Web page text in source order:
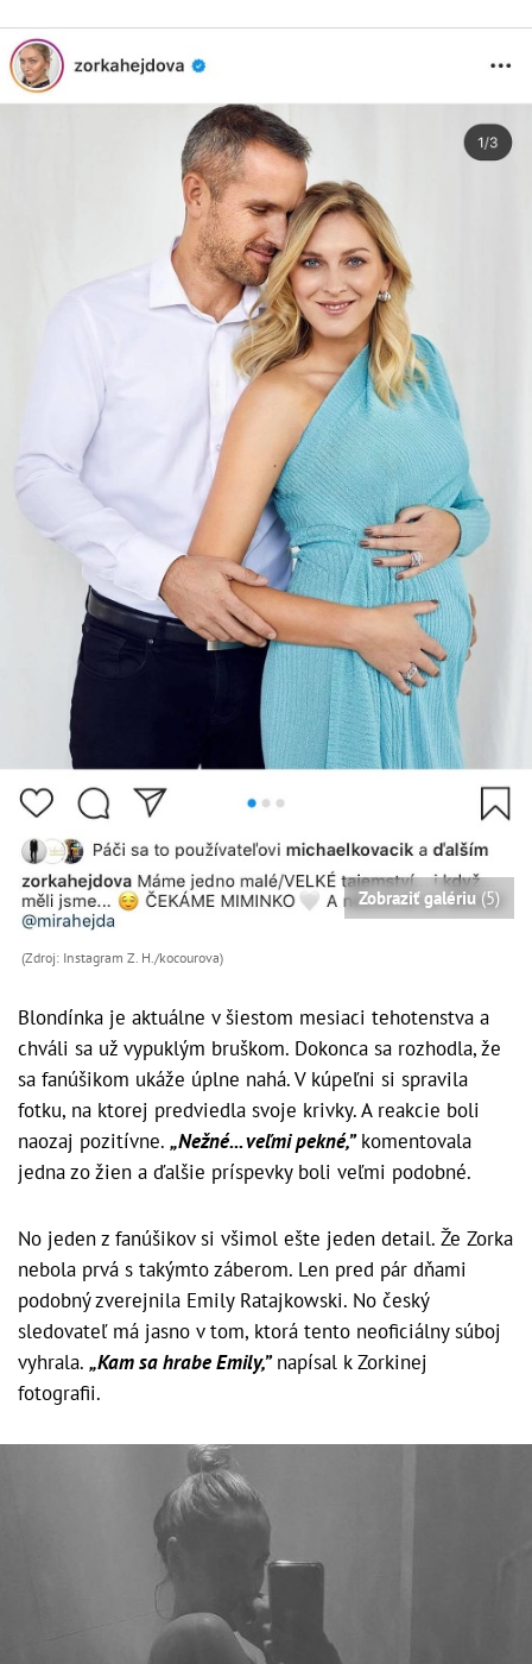
Zobraziť galériu (5)
(Zdroj: Instagram Z. H./kocourova)
Blondínka je aktuálne v šiestom mesiaci tehotenstva a
chváli sa už vypuklým bruškom. Dokonca sa rozhodla, že
sa fanúšikom ukáže úplne nahá. V kúpeľni si spravila
fotku, na ktorej predviedla svoje krivky. A reakcie boli
naozaj pozitívne. „Nežné... veľmi pekné,”komentovala
jedna zo žien a ďalšie príspevky boli veľmi podobné.
No jeden z fanúšikov si všimol ešte jeden detail. Že Zorka
nebola prvá s takýmto záberom. Len pred pár dňami
podobný zverejnila Emily Ratajkowski. No český
sledovateľ má jasno v tom, ktorá tento neoficiálny súboj
vyhrala. „Kam sa hrabe Emily,”napísal k Zorkinej
fotografii.